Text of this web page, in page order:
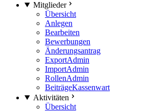
Mitglieder
Übersicht
Anlegen
Bearbeiten
Bewerbungen
Änderungsantrag
ExportAdmin
ImportAdmin
RollenAdmin
BeiträgeKassenwart
Aktivitäten
Übersicht